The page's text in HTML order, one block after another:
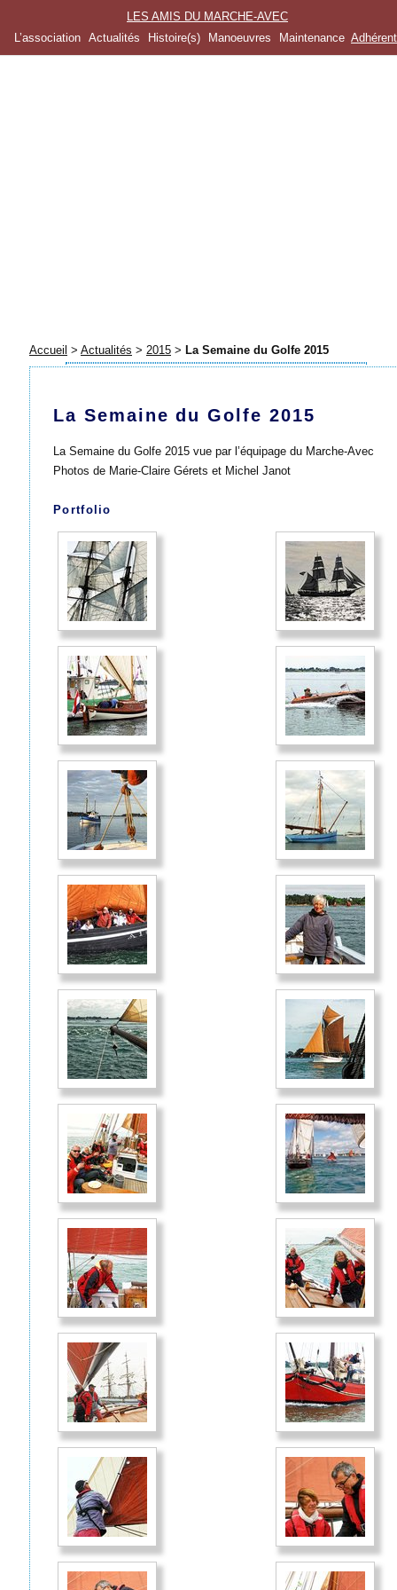
LES AMIS DU MARCHE-AVEC
L’association
Actualités Histoire(s) Manoeuvres Maintenance
Accueil > Actualités > 2015 > La Semaine du Golfe 2015
La Semaine du Golfe 2015
La Semaine du Golfe 2015 vue par l’équipage du Marche-Avec
Photos de Marie-Claire Gérets et Michel Janot
Portfolio